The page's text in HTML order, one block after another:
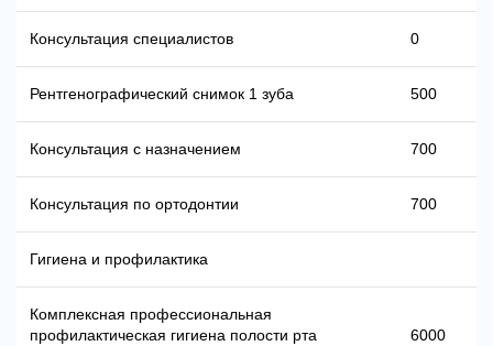
Консультация специалистов 0
Рентгенографический снимок 1 зуба 500
Консультация с назначением 700
Консультация по ортодонтии 700
Гигиена и профилактика
Комплексная профессиональная
профилактическая гигиена полости рта
6000